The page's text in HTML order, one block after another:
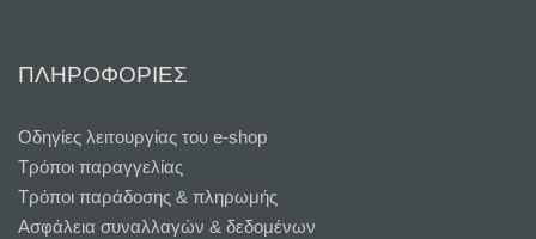
ΠΛΗΡΟΦΟΡΙΕΣ
Oδηγίες λειτουργίας του e-shop
Τρόποι παραγγελίας
Τρόποι παράδοσης & πληρωμής
Ασφάλεια συναλλαγών & δεδομένων